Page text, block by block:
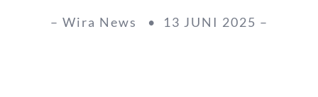
– Wira News • 13 JUNI 2025 –